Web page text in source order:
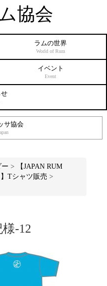
ラムの世界
World of Rum
イベント
Event
サ協会
ー >
【JAPAN RUM
Tシャツ販売 >
様-12